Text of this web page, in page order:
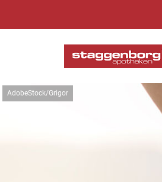
AdobeStock/Grigor